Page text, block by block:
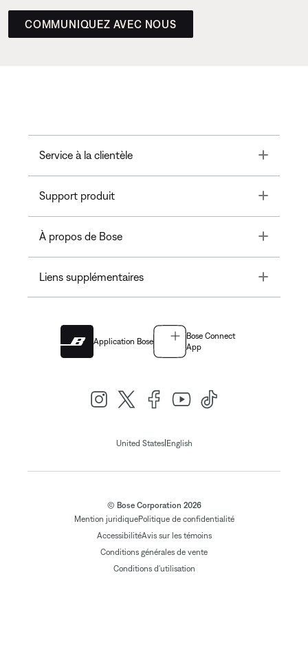
COMMUNIQUEZ AVEC NOUS
Service à la clientèle Toggle
Support produit Toggle
À propos de Bose Toggle
Liens supplémentaires Toggle
Application Bose
Bose Connect
App
United States| English
© Bose Corporation 2026
Mention juridiquePolitique de confidentialité
AccessibilitéAvis sur les témoins
Conditions générales de vente
Conditions d'utilisation